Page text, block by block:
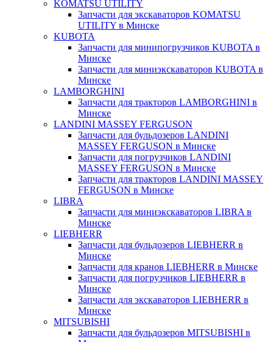
KOMATSU UTILITY
Запчасти для экскаваторов KOMATSU
UTILITY в Минске
KUBOTA
Запчасти для минипогрузчиков KUBOTA в
Минске
Запчасти для миниэкскаваторов KUBOTA в
Минске
LAMBORGHINI
Запчасти для тракторов LAMBORGHINI в
Минске
LANDINI MASSEY FERGUSON
Запчасти для бульдозеров LANDINI
MASSEY FERGUSON в Минске
Запчасти для погрузчиков LANDINI
MASSEY FERGUSON в Минске
Запчасти для тракторов LANDINI MASSEY
FERGUSON в Минске
LIBRA
Запчасти для миниэкскаваторов LIBRA в
Минске
LIEBHERR
Запчасти для бульдозеров LIEBHERR в
Минске
Запчасти для кранов LIEBHERR в Минске
Запчасти для погрузчиков LIEBHERR в
Минске
Запчасти для экскаваторов LIEBHERR в
Минске
MITSUBISHI
Запчасти для бульдозеров MITSUBISHI в